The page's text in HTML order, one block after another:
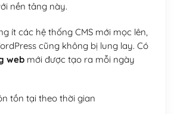
nền tảng này.
ít các hệ thống CMS mới mọc lên,
cũng không bị lung lay. Có
webmới được tạo ra mỗi ngày
tồn tại theo thời gian